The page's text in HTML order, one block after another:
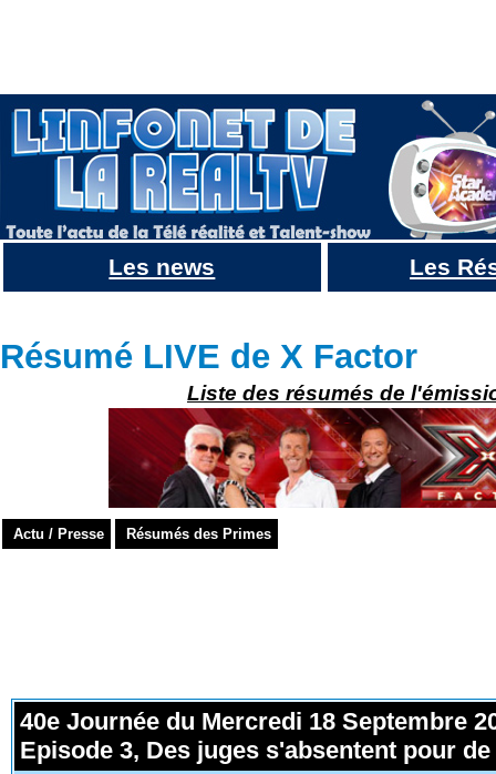
Les news Les
Résumé LIVE de X Factor
Liste des résumés de
Actu / Presse Résumés des Primes
40e Journée du Mercredi 18 Septembre
Episode 3, Des juges s'absentent pour